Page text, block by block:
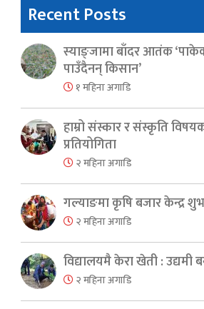
Recent Posts
स्याङ्जामा बाँदर आतंक
पाउँदैनन् किसान’
१ महिना अगाडि
हाम्रो संस्कार र संस्कृति
प्रतियोगिता
२ महिना अगाडि
गल्याङमा कृषि बजार केन्द्र
२ महिना अगाडि
विद्यालयमै केरा खेती : उद्यमी
२ महिना अगाडि